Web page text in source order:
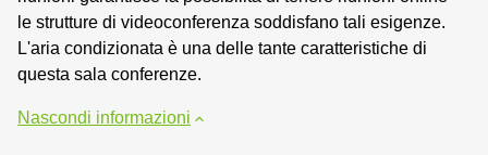
le strutture di videoconferenza soddisfano tali esigenze.
L'aria condizionata è una delle tante caratteristiche di
questa sala conferenze.
Nascondi informazioni